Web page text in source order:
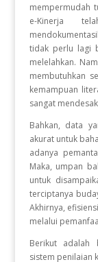
mempermudah
e-Kinerja
tidak perlu lagi
melelahkan.
membutuhkan
kemampuan
sangat mendesak
Bahkan, data
akurat untuk
adanya
Maka, umpan
untuk
terciptanya
Akhirnya,
melalui
Berikut adalah
sistem penilaian